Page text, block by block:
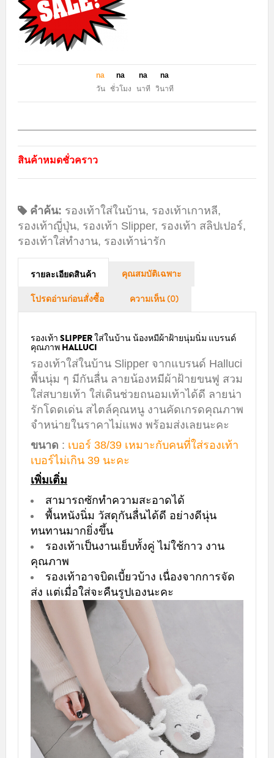
na
วัน
na
ชั่วโมง
na
นาที
na
วินาที
สินค้าหมดชั่วคราว
คำค้น: รองเท้าใส่ในบ้าน, รองเท้าเกาหลี,
รองเท้าญี่ปุ่น, รองเท้า Slipper, รองเท้า สลิปเปอร์,
รองเท้าใส่ทำงาน, รองเท้าน่ารัก
รายละเอียดสินค้า คุณสมบัติเฉพาะ
โปรดอ่านก่อนสั่งซื้อ ความเห็น (0)
รองเท้า SLIPPER ใส่ในบ้าน น้องหมีผ้าฝ้ายนุ่มนิ่ม แบรนด์
คุณภาพ HALLUCI
รองเท้าใส่ในบ้าน Slipper จากแบรนด์ Halluci
พื้นนุ่ม ๆ มีกันลื่น ลายน้องหมีผ้าฝ้ายขนฟู สวม
ใส่สบายเท้า ใส่เดินช่วยถนอมเท้าได้ดี ลายน่า
รักโดดเด่น สไตล์คุณหนู งานคัดเกรดคุณภาพ
จำหน่ายในราคาไม่แพง พร้อมส่งเลยนะคะ
ขนาด : เบอร์ 38/39 เหมาะกับคนที่ใส่รองเท้า
เบอร์ไม่เกิน 39 นะคะ
เพิ่มเติ่ม
สามารถซักทำความสะอาดได้
พื้นหนังนิ่ม วัสดุกันลื่นได้ดี อย่างดีนุ่น
ทนทานมากยิ่งขึ้น
รองเท้าเป็นงานเย็บทั้งคู่ ไม่ใช้กาว งาน
คุณภาพ
รองเท้าอาจบิดเบี้ยวบ้าง เนื่องจากการจัด
ส่ง แต่เมื่อใส่จะคืนรูปเองนะคะ